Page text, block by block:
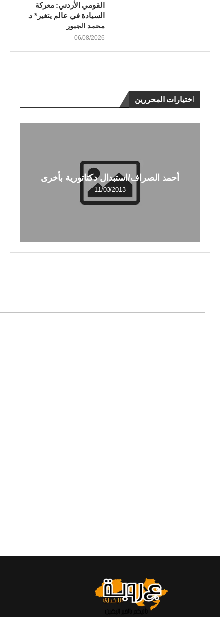
القومي الأردني: معركة
السيادة في عالم يتغير* د.
محمد الجبور
06/08/2026
اختيارات المحررين
أحمد الصراف/استبدال دكتاتورية بأخرى
11/03/2013